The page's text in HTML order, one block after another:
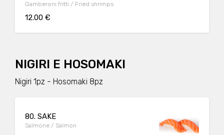
Gamberoni fritti / Fried shrimps
12.00 €
NIGIRI E HOSOMAKI
Nigiri 1pz - Hosomaki 8pz
80. SAKE
Salmone / Salmon